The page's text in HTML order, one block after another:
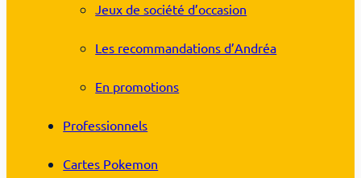
Jeux de société d’occasion
Les recommandations d’Andréa
En promotions
Professionnels
Cartes Pokemon